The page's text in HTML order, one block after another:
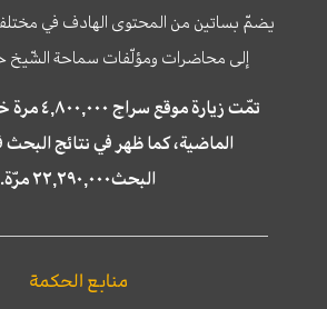
يضمّ بساتين من المحتوى الهادف في
إلى محاضرات ومؤلّفات سماحة الشّيخ
تمّت زيارة
الماضية، كما ظهر في نتائج
البحث٢٢,٢٩٠,٠٠٠ مرّة.
منابع الحكمة